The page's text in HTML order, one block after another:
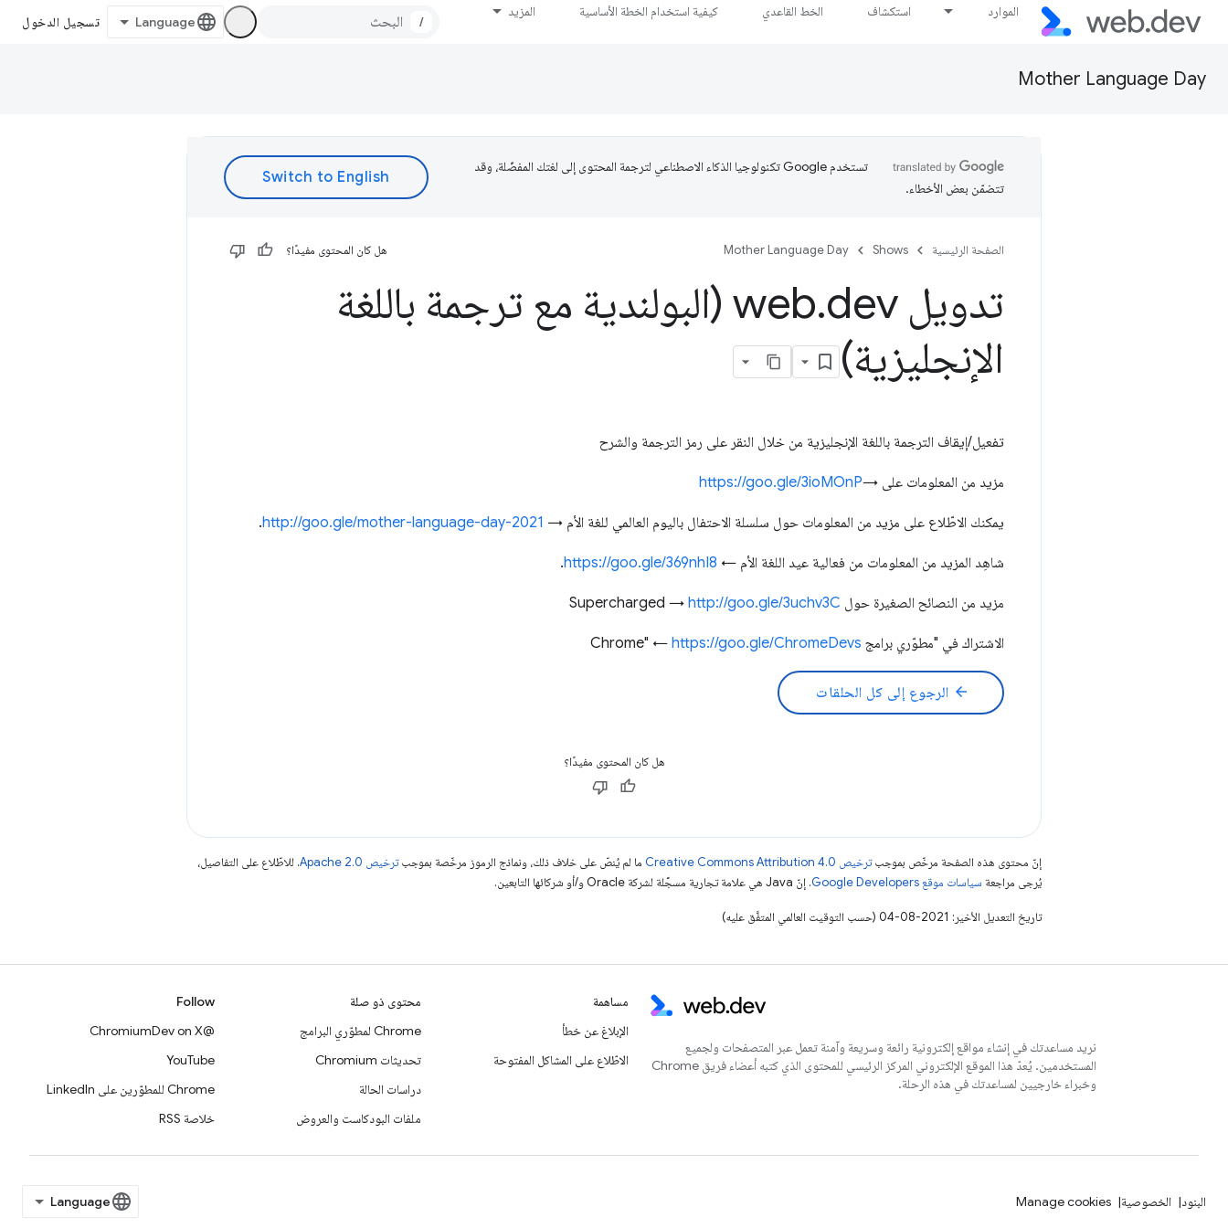
الموارد استكشاف الخط القاعدي كيفية استخدام الخطة الأساسية المزيد
/ تسجيل الدخول
Mother Language Day
تستخدم Google تكنولوجيا الذكاء الاصطناعي لترجمة المحتوى إلى لغتك المفضّلة، وقد
تتضمّن بعض الأخطاء.
الصفحة الرئيسية Shows
Mother Language Day هل كان المحتوى مفيدًا؟
تدويل web .
dev (البولندية مع ترجمة باللغة
الإنجليزية)
تفعيل/إيقاف الترجمة باللغة الإنجليزية من خلال النقر على رمز الترجمة والشرح
مزيد من المعلومات على →https://goo.gle/3ioMOnP
يمكنك الاطّلاع على مزيد من المعلومات حول سلسلة الاحتفال باليوم العالمي للغة الأم → http://goo.gle/mother-language-day-2021
.
شاهِد المزيد من المعلومات من فعالية عيد اللغة الأم ← https://goo.gle/369nhI8
.
مزيد من النصائح الصغيرة حول Supercharged → http://goo.gle/3uchv3C
الاشتراك في "مطوّري برامج Chrome" ← https://goo.gle/ChromeDevs
arrow_back الرجوع إلى كل الحلقات
هل كان المحتوى مفيدًا؟
إنّ محتوى هذه الصفحة مرخّص بموجبترخيص Creative Commons Attribution 4.0‏ ما لم يُنصّ على خلاف ذلك، ونماذج الرموز مرخّصة بموجبترخيص Apache 2.0‏
. للاطّلاع على التفاصيل،
يُرجى مراجعة سياسات موقع Google Developers‏ . إنّ Java هي علامة تجارية مسجَّلة لشركة Oracle و/أو شركائها التابعين.
تاريخ التعديل الأخير: 2021-08-04 (حسب التوقيت العالمي المتفَّق عليه)
نريد مساعدتك في إنشاء مواقع إلكترونية رائعة وسريعة وآمنة تعمل عبر المتصفحات ولجميع
المستخدمين. يُعدّ هذا الموقع الإلكتروني المركز الرئيسي للمحتوى الذي كتبه أعضاء فريق Chrome
وخبراء خارجيين لمساعدتك في هذه الرحلة.
مساهمة
الإبلاغ عن خطأ
الاطّلاع على المشاكل المفتوحة
محتوى ذو صلة
Chrome لمطوّري البرامج
تحديثات Chromium
دراسات الحالة
ملفات البودكاست والعروض
Follow
@ChromiumDev on X
YouTube
Chrome للمطوّرين على LinkedIn
خلاصة RSS
البنود الخصوصية Manage cookies